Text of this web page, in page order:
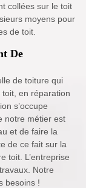
collées sur le toit
moyens pour
de toit.
De
de toiture qui
toit, en réparation
s’occupe
notre métier est
et de faire la
de ce fait sur la
toit. L’entreprise
Notre
besoins !